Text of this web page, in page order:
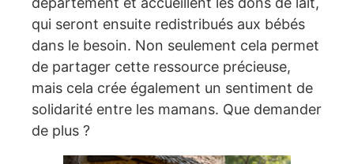
qui seront ensuite redistribués aux bébés
dans le besoin. Non seulement cela permet
de partager cette ressource précieuse,
mais cela crée également un sentiment de
solidarité entre les mamans. Que demander
de plus ?